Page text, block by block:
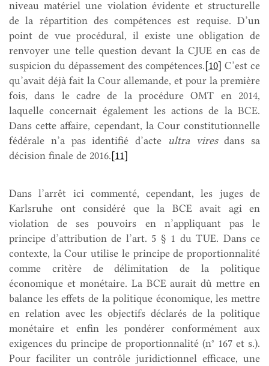
niveau matériel une violation évidente et structurelle
de la répartition des compétences est requise. D’un
point de vue procédural, il existe une obligation de
renvoyer une telle question devant la CJUE en cas de
suspicion du dépassement des compétences.[10] C’est ce
qu’avait déjà fait la Cour allemande, et pour la première
fois, dans le cadre de la procédure OMT en 2014,
laquelle concernait également les actions de la BCE.
Dans cette affaire, cependant, la Cour constitutionnelle
fédérale n’a pas identifié d’acte
ultra viresdans sa
décision finale de 2016.[11]
Dans l’arrêt ici commenté, cependant, les juges de
Karlsruhe ont considéré que la BCE avait agi en
violation de ses pouvoirs en n’appliquant pas le
principe d’attribution de l’art. 5 § 1 du TUE. Dans ce
contexte, la Cour utilise le principe de proportionnalité
comme critère de délimitation de la politique
économique et monétaire. La BCE aurait dû mettre en
balance les effets de la politique économique, les mettre
en relation avec les objectifs déclarés de la politique
monétaire et enfin les pondérer conformément aux
exigences du principe de proportionnalité (n° 167 et s.).
Pour faciliter un contrôle juridictionnel efficace, une